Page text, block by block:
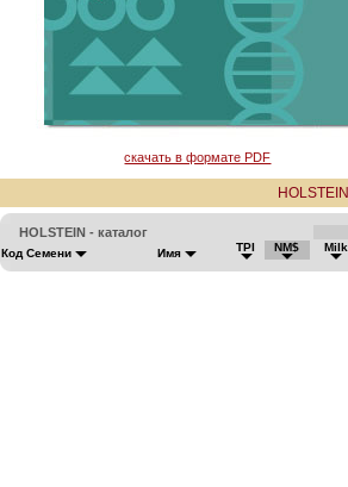
скачать в формате PDF
HOLSTEIN
HOLSTEIN - каталог
Код Семени Имя TPI NM$ Milk